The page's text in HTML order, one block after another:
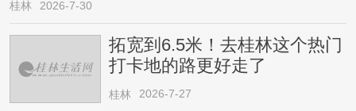
桂林 2026-7-30
拓宽到6.5米！去桂林这个热门
打卡地的路更好走了
桂林 2026-7-27